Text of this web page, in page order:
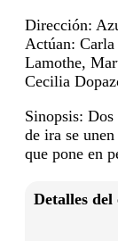
Dirección:
Actúan: Carla
Lamothe,
Cecilia
Sinopsis: Dos
de ira se
que pone en
Detalles del